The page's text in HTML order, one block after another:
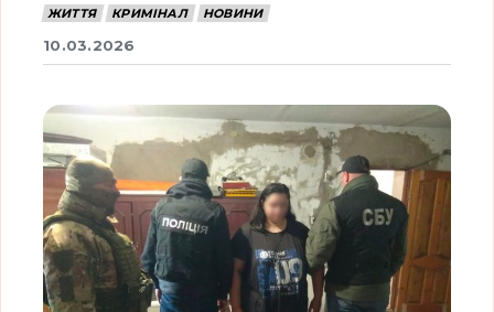
ЖИТТЯ КРИМІНАЛ НОВИНИ
10.03.2026